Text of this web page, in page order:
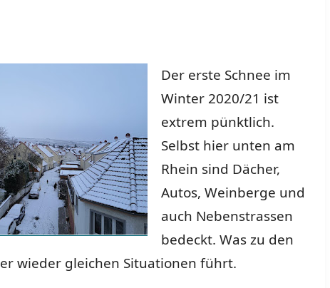
Der erste Schnee im
Winter 2020/21 ist
extrem pünktlich.
Selbst hier unten am
Rhein sind Dächer,
Autos, Weinberge und
auch Nebenstrassen
bedeckt. Was zu den
wieder gleichen Situationen führt.